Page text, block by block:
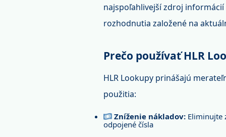
najspoľahlivejší zdroj
rozhodnutia založené na
Prečo používať HLR
HLR Lookupy prinášajú
použitia:
Zníženie nákladov: Eliminujte
odpojené čísla